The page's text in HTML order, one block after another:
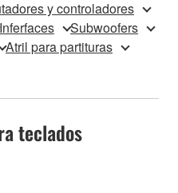
y controladores
Inferfaces
Subwoofers
Atril para partituras
teclados